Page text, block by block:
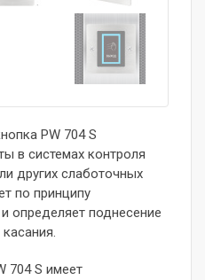
PW 704 S
в системах контроля
других слаботочных
по принципу
определяет поднесение
704 S имеет